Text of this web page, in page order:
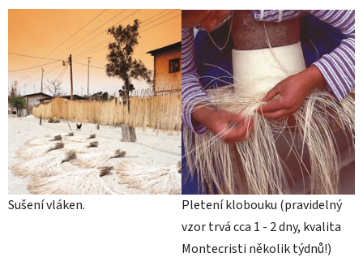
Sušení vláken.
Pletení klobouku (pravidelný
vzor trvá cca 1 - 2 dny, kvalita
Montecristi několik týdnů!)